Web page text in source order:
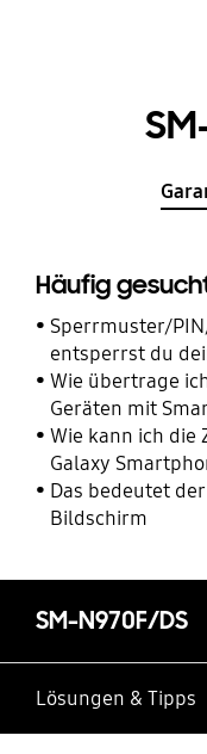
Häufig
Sperrmuster/
entsperrst du
Wie übertrage
Geräten mit
Wie kann ich die
Galaxy
Das bedeutet
Bildschirm
SM-N970F/DS
Lösungen & Tipps